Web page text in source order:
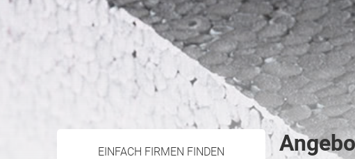
EINFACH FIRMEN FINDEN